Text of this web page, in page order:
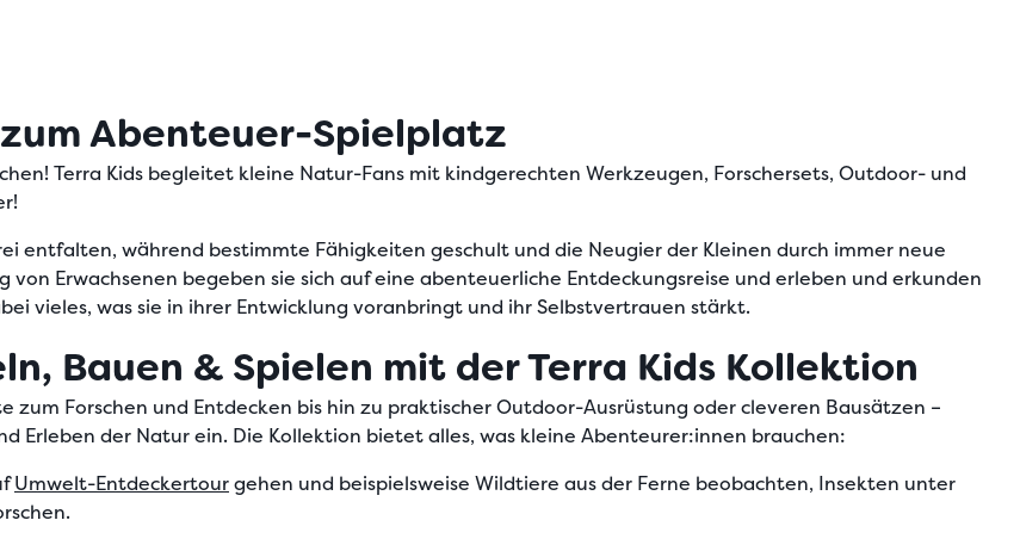
Abenteuer-Spielplatz
Terra Kids begleitet kleine Natur-Fans mit kindgerechten Werkzeugen, Forschersets, Outdoor- und
entfalten, während bestimmte Fähigkeiten geschult und die Neugier der Kleinen durch immer neue
Erwachsenen begeben sie sich auf eine abenteuerliche Entdeckungsreise und erleben und erkunden
vieles, was sie in ihrer Entwicklung voranbringt und ihr Selbstvertrauen stärkt.
Bauen & Spielen mit der Terra Kids Kollektion
Forschen und Entdecken bis hin zu praktischer Outdoor-Ausrüstung oder cleveren Bausätzen –
Erleben der Naturein. Die Kollektion bietet alles, was kleine Abenteurer:innen brauchen:
Umwelt-Entdeckertourgehen und beispielsweise Wildtiere aus der Ferne beobachten, Insekten unter